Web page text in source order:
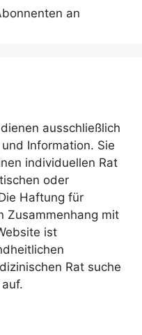
an
ausschließlich
Information. Sie
individuellen Rat
oder
Haftung für
Zusammenhang mit
ist
Rat suche